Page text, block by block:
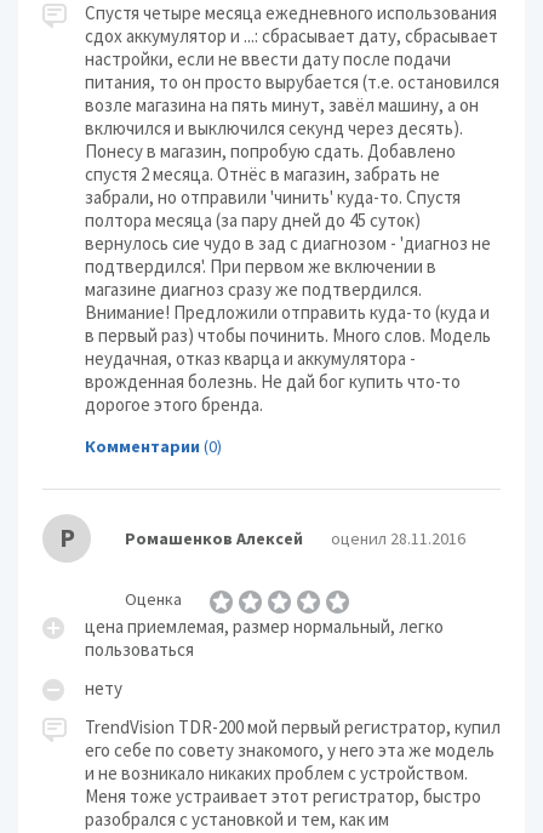
Спустя четыре месяца ежедневного использования
сдох аккумулятор и ...: сбрасывает дату, сбрасывает
настройки, если не ввести дату после подачи
питания, то он просто вырубается (т.е. остановился
возле магазина на пять минут, завёл машину, а он
включился и выключился секунд через десять).
Понесу в магазин, попробую сдать. Добавлено
спустя 2 месяца. Отнёс в магазин, забрать не
забрали, но отправили 'чинить' куда-то. Спустя
полтора месяца (за пару дней до 45 суток)
вернулось сие чудо в зад с диагнозом - 'диагноз не
подтвердился'. При первом же включении в
магазине диагноз сразу же подтвердился.
Внимание! Предложили отправить куда-то (куда и
в первый раз) чтобы починить. Много слов. Модель
неудачная, отказ кварца и аккумулятора -
врожденная болезнь. Не дай бог купить что-то
дорогое этого бренда.
Комментарии (0)
Р Ромашенков Алексей оценил 28.11.2016
Оценка
цена приемлемая, размер нормальный, легко
пользоваться
нету
TrendVision TDR-200 мой первый регистратор, купил
его себе по совету знакомого, у него эта же модель
и не возникало никаких проблем с устройством.
Меня тоже устраивает этот регистратор, быстро
разобрался с установкой и тем, как им